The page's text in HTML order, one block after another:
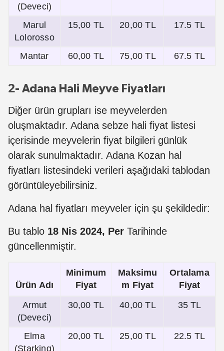
(Deveci)
Marul
Lolorosso
15,00 TL 20,00 TL 17.5 TL
Mantar 60,00 TL 75,00 TL 67.5 TL
2- Adana Hali Meyve Fiyatları
Diğer ürün grupları ise meyvelerden
oluşmaktadır. Adana sebze hali fiyat listesi
içerisinde meyvelerin fiyat bilgileri günlük
olarak sunulmaktadır. Adana Kozan hal
fiyatları listesindeki verileri aşağıdaki tablodan
görüntüleyebilirsiniz.
Adana hal fiyatları meyveler için şu şekildedir:
Bu tablo 18 Nis 2024, Per Tarihinde
güncellenmiştir.
Ürün Adı
Minimum
Fiyat
Maksimu
m Fiyat
Ortalama
Fiyat
Armut
(Deveci)
30,00 TL 40,00 TL 35 TL
Elma
(Starking)
20,00 TL 25,00 TL 22.5 TL